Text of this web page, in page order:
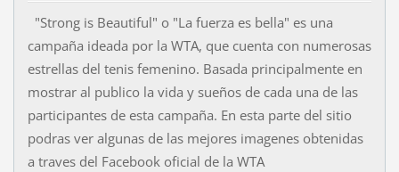
"Strong is Beautiful" o "La fuerza es bella" es una
campaña ideada por la WTA, que cuenta con numerosas
estrellas del tenis femenino. Basada principalmente en
mostrar al publico la vida y sueños de cada una de las
participantes de esta campaña. En esta parte del sitio
podras ver algunas de las mejores imagenes obtenidas
a traves del Facebook oficial de la WTA